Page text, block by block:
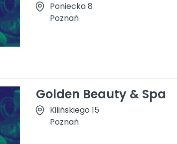
Poniecka 8
Poznań
Golden Beauty & Spa
Kilińskiego 15
Poznań